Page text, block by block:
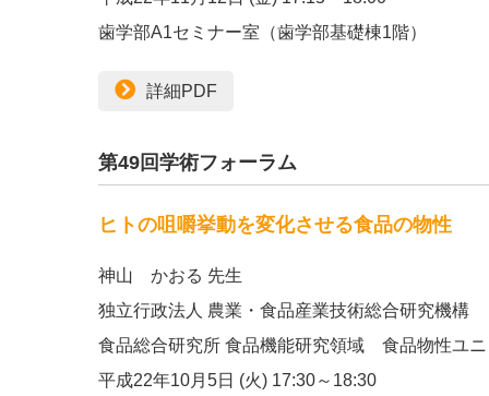
歯学部A1セミナー室（歯学部基礎棟1階）
詳細PDF
第49回学術フォーラム
ヒトの咀嚼挙動を変化させる食品の物性
神山 かおる 先生
独立行政法人 農業・食品産業技術総合研究機構
食品総合研究所 食品機能研究領域 食品物性ユ
平成22年10月5日 (火) 17:30～18:30